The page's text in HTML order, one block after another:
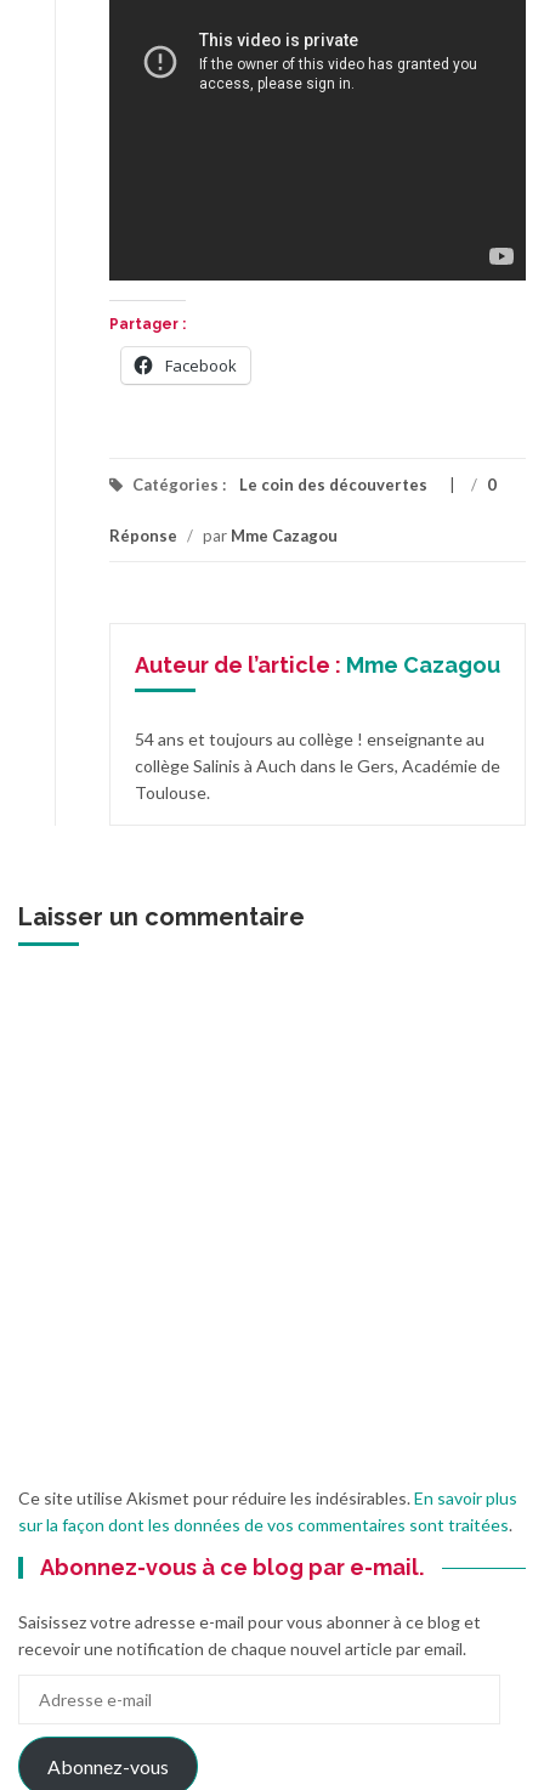
Partager :
Facebook
Catégories : Le coin des découvertes / 0
Réponse / par Mme Cazagou
Auteur de l’article : Mme Cazagou
54 ans et toujours au collège ! enseignante au
collège Salinis à Auch dans le Gers, Académie de
Toulouse.
Laisser un commentaire
Ce site utilise Akismet pour réduire les indésirables.En savoir plus
sur la façon dont les données de vos commentaires sont traitées.
Abonnez-vous à ce blog par e-mail.
Saisissez votre adresse e-mail pour vous abonner à ce blog et
recevoir une notification de chaque nouvel article par email.
mail
Abonnez-vous